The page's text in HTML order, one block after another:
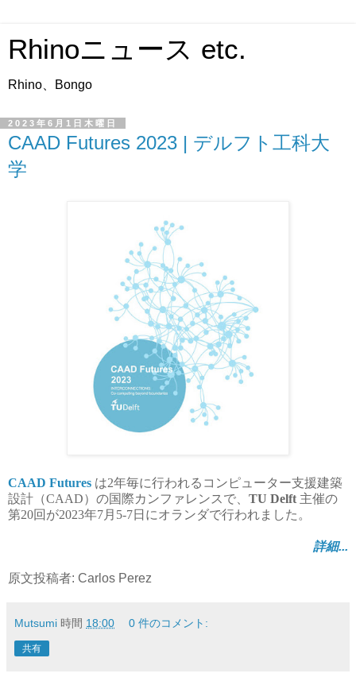
Rhinoニュース etc.
Rhino、Bongo
2023年6月1日木曜日
CAAD Futures 2023 | デルフト工科大
学
CAAD Futures は2年毎に行われるコンピューター支援建築
設計（CAAD）の国際カンファレンスで、 TU Delft 主催の
第20回が2023年7月5-7日にオランダで行われました。
詳細...
原文投稿者: Carlos Perez
Mutsumi 時間 18:00 0 件のコメント:
共有